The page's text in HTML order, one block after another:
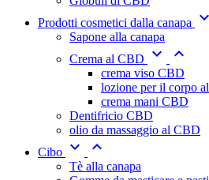
Prodotti cosmetici dalla canapa

Sapone alla canapa
Crema al CBD
 
crema viso CBD
lozione per il corpo
crema mani CBD
Dentifricio CBD
olio da massaggio al CBD
Cibo  
Tè alla canapa